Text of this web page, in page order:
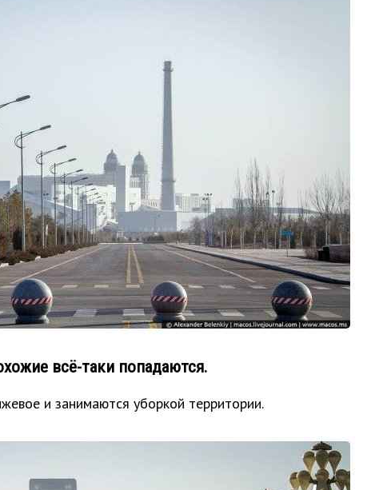
всё-таки попадаются.
и занимаются уборкой территории.